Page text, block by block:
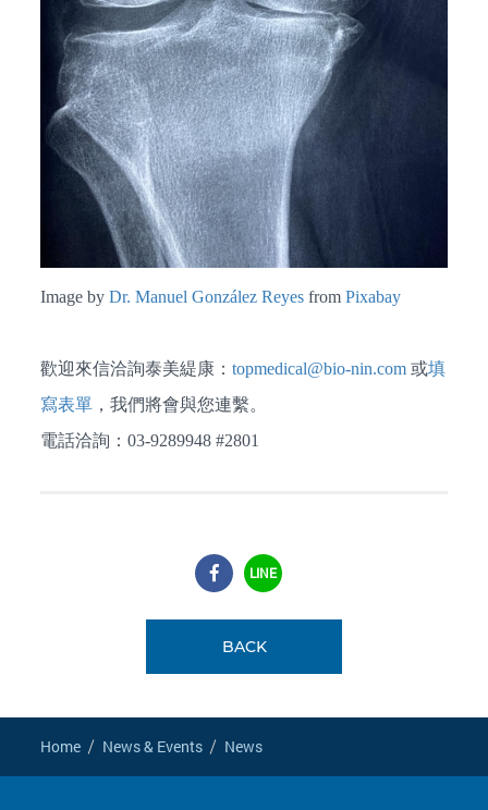
​​​Image byDr. Manuel González Reyes fromPixabay
歡迎來信洽詢泰美緹康：topmedical@bio-nin.com 或填
寫表單 ，我們將會與您連繫。
電話洽詢：03-9289948 #2801
LINE
BACK
Home News & Events News